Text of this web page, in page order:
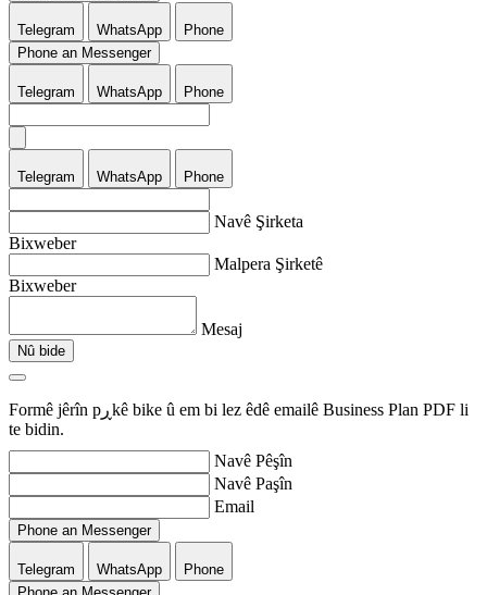
Telegram WhatsApp
Phone
Phone an Messenger
Telegram WhatsApp Phone
Telegram WhatsApp Phone
Navê Şirketa
Bixweber
Malpera Şirketê
Bixweber
Mesaj
Nû bide
Formê jêrîn pڕkê bike û em bi lez êdê emailê Business Plan PDF li
te bidin.
Navê Pêşîn
Navê Paşîn
Email
Phone an Messenger
Telegram WhatsApp
Phone